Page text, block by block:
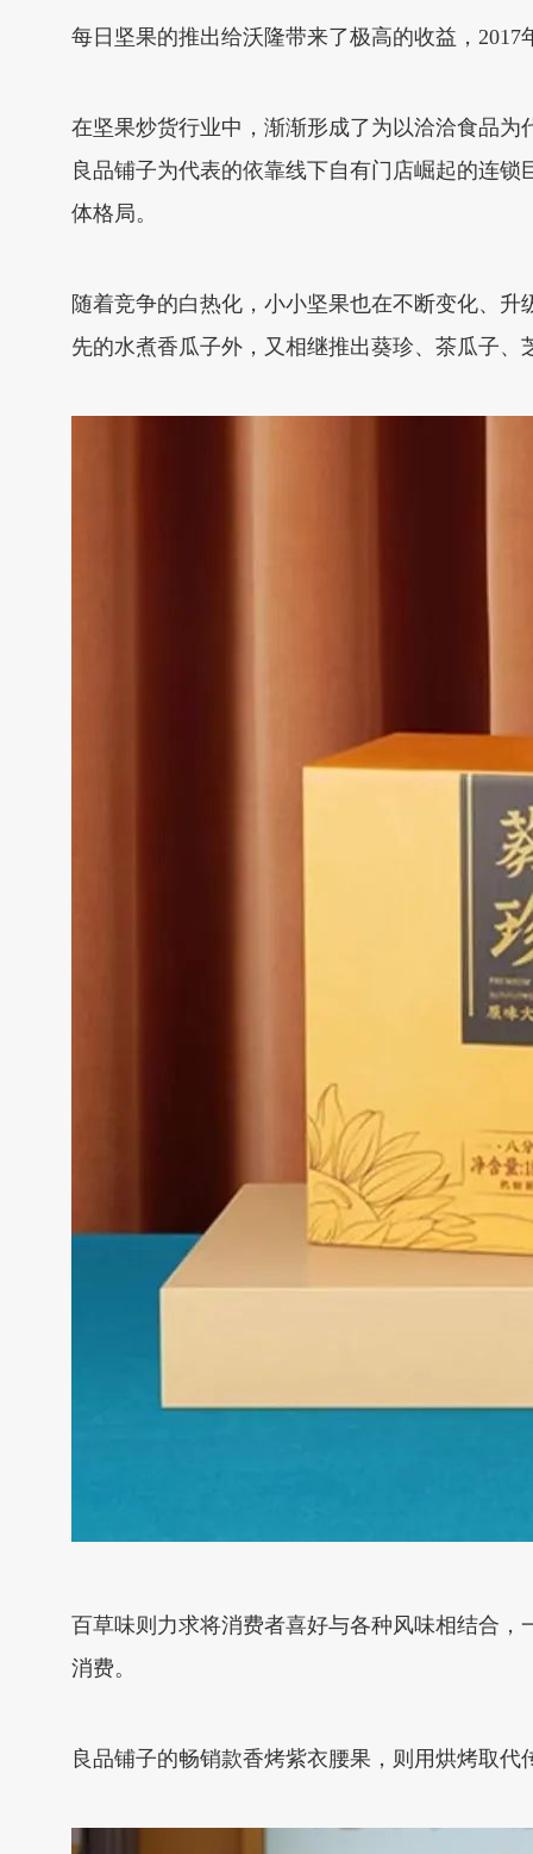
每日坚果的推出给沃隆带来了极高的收益，
在坚果炒货行业中，渐渐形成了为以洽洽食品
良品铺子为代表的依靠线下自有门店崛起的连
体格局。
随着竞争的白热化，小小坚果也在不断变化、
先的水煮香瓜子外，又相继推出葵珍、茶瓜子
百草味则力求将消费者喜好与各种风味相结合
消费。
良品铺子的畅销款香烤紫衣腰果，则用烘烤取